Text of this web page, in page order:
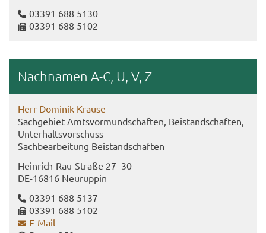
03391 688 5130
03391 688 5102
Nach­na­men A-C, U, V, Z
Herr Do­mi­nik Krau­se
Sach­ge­biet Amts­vor­mund­schaf­ten, Bei­stand­schaf­ten,
Un­ter­halts­vor­schuss
Sach­be­ar­bei­tung Bei­stand­schaf­ten
Heinrich-​Rau-Straße 27–30
DE-​16816 Neu­rup­pin
03391 688 5137
03391 688 5102
E-​Mail